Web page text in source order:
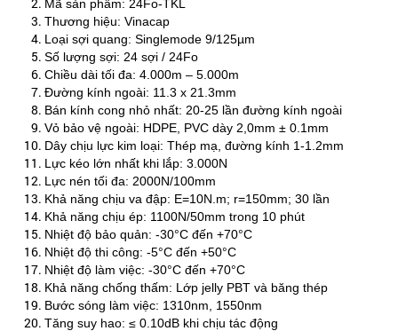
Mã sản phẩm: 24Fo-TKL
Thương hiệu: Vinacap
Loại sợi quang: Singlemode 9/125µm
Số lượng sợi: 24 sợi / 24Fo
Chiều dài tối đa: 4.000m – 5.000m
Đường kính ngoài: 11.3 x 21.3mm
Bán kính cong nhỏ nhất: 20-25 lần đường kính ngoài
Vỏ bảo vệ ngoài: HDPE, PVC dày 2,0mm ± 0.1mm
Dây chịu lực kim loại: Thép mạ, đường kính 1-1.2mm
Lực kéo lớn nhất khi lắp: 3.000N
Lực nén tối đa: 2000N/100mm
Khả năng chịu va đập: E=10N.m; r=150mm; 30 lần
Khả năng chịu ép: 1100N/50mm trong 10 phút
Nhiệt độ bảo quản: -30°C đến +70°C
Nhiệt độ thi công: -5°C đến +50°C
Nhiệt độ làm việc: -30°C đến +70°C
Khả năng chống thấm: Lớp jelly PBT và băng thép
Bước sóng làm việc: 1310nm, 1550nm
Tăng suy hao: ≤ 0.10dB khi chịu tác động